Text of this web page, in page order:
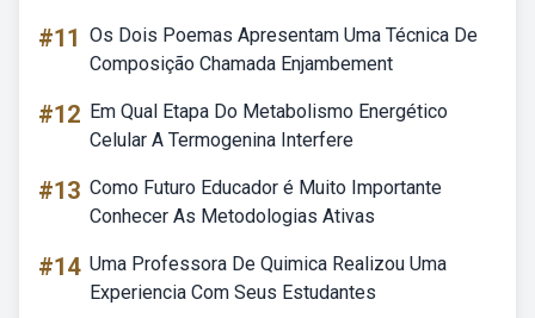
#11 Os Dois Poemas Apresentam Uma Técnica De
Composição Chamada Enjambement
#12 Em Qual Etapa Do Metabolismo Energético
Celular A Termogenina Interfere
#13 Como Futuro Educador é Muito Importante
Conhecer As Metodologias Ativas
#14 Uma Professora De Quimica Realizou Uma
Experiencia Com Seus Estudantes